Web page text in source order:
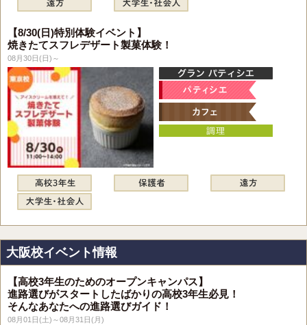
【8/30(日)特別体験イベント】
焼きたてスフレデザート製菓体験！
08月30日(日)～
大阪校イベント情報
【高校3年生のためのオープンキャンパス】
進路選びがスタートしたばかりの高校3年生必見！
そんなあなたへの進路選びガイド！
08月01日(土)～08月31日(月)